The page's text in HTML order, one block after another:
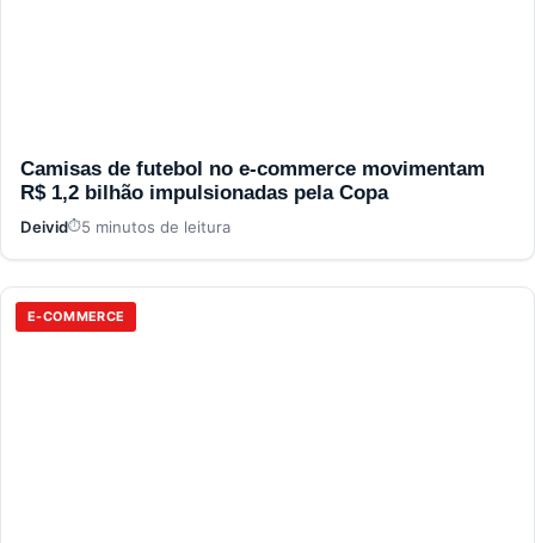
Camisas de futebol no e-commerce movimentam
R$ 1,2 bilhão impulsionadas pela Copa
Deivid 5 minutos de leitura
E-COMMERCE